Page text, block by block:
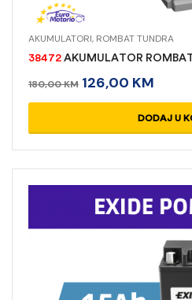
AKUMULATORI, ROMBAT TUNDRA
38472 AKUMULATOR
180,00KM 126,00 KM
DODAJ U